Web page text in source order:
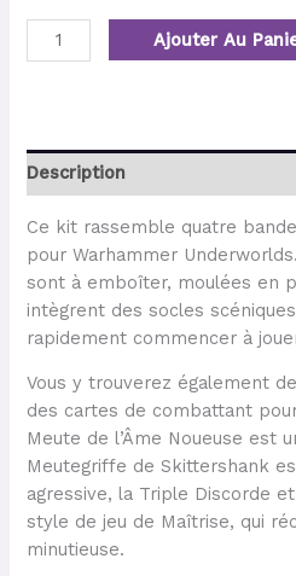
Ajouter Au
Description
Ce kit rassemble quatre
pour Warhammer
sont à emboîter, moulées en
intègrent des socles
rapidement commencer à
Vous y trouverez également
des cartes de combattant
Meute de l’Âme Noueuse est
Meutegriffe de Skittershank
agressive, la Triple Discorde
style de jeu de Maîtrise, qui
minutieuse.